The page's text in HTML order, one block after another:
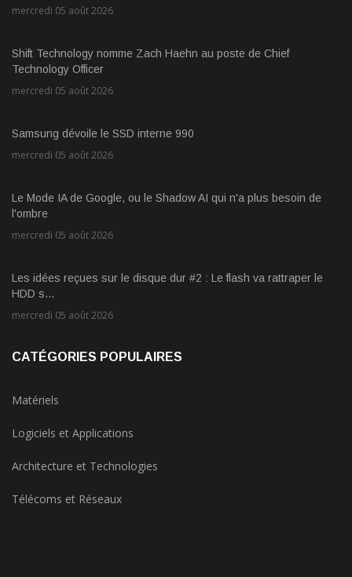
mercredi 05 août 2026
Shift Technology nomme Zach Haehn au poste de Chief
Technology Officer
mercredi 05 août 2026
Samsung dévoile le SSD interne 990
mercredi 05 août 2026
Le Mode IA de Google, ou le Shadow AI qui n'a plus besoin de
l'ombre
mercredi 05 août 2026
Les idées reçues sur le disque dur #2 : Le flash va rattraper le
HDD s...
mercredi 05 août 2026
CATÉGORIES POPULAIRES
Matériels
Logiciels et Applications
Architecture et Technologies
Télécoms et Réseaux